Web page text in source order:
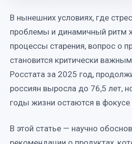
В нынешних условиях, где
проблемы и динамичный ритм
процессы старения, вопрос о
становится критически
Росстата за 2025 год,
россиян выросла до 76,5 лет,
годы жизни остаются в фокусе
В этой статье — научно